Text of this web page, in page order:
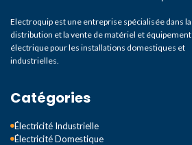
Electroquip est une entreprise spécialisée dans la
distribution et la vente de matériel et équipement
électrique pour les installations domestiques et
industrielles.
Catégories
Électricité Industrielle
Électricité Domestique